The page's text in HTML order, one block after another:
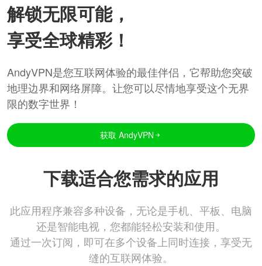
解锁无限可能，
享受全球精彩！
AndyVPN是您互联网体验的最佳伴侣，它帮助您突破
地理边界和网络屏障。让您可以尽情地享受这个无界
限的数字世界！
获取 AndyVPN
下载适合您需求的应用
此应用程序兼容多种设备，无论是手机、平板、电脑
还是智能电视，您都能轻松安装和使用。
通过一次订阅，即可在多个设备上同时连接，享受无
缝的互联网体验。